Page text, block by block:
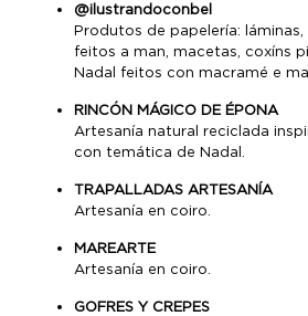
@ilustrandoconbel
Produtos de papelería: láminas,
feitos a man, macetas, coxíns
Nadal feitos con macramé e
RINCÓN MÁGICO DE ÉPONA
Artesanía natural reciclada
con temática de Nadal.
TRAPALLADAS ARTESANÍA
Artesanía en coiro.
MAREARTE
Artesanía en coiro.
GOFRES Y CREPES